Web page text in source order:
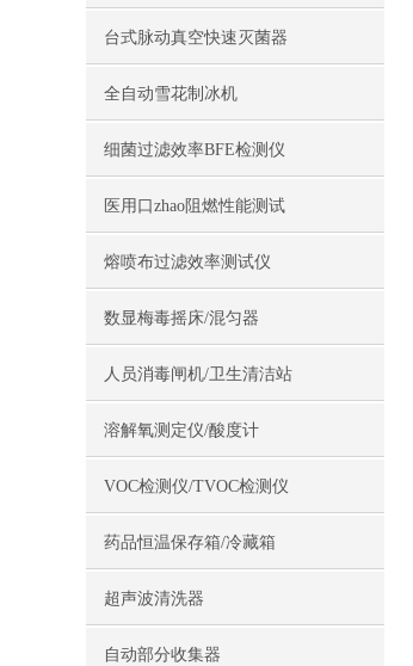
台式脉动真空快速灭菌器
全自动雪花制冰机
细菌过滤效率BFE检测仪
医用口zhao阻燃性能测试
熔喷布过滤效率测试仪
数显梅毒摇床/混匀器
人员消毒闸机/卫生清洁站
溶解氧测定仪/酸度计
VOC检测仪/TVOC检测仪
药品恒温保存箱/冷藏箱
超声波清洗器
自动部分收集器